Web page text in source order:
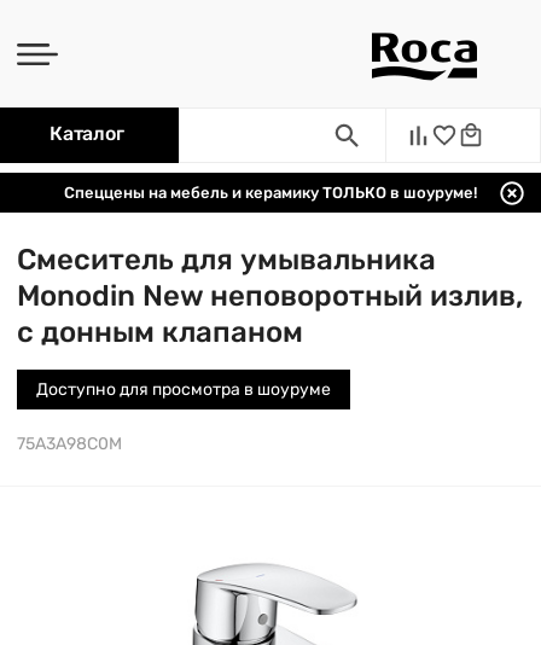
Каталог
Спеццены на мебель и керамику ТОЛЬКО в шоуруме!
Смеситель для умывальника
Monodin New неповоротный излив,
с донным клапаном
Доступно для просмотра в шоуруме
75A3A98C0M